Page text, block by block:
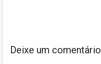
Deixe um comentário